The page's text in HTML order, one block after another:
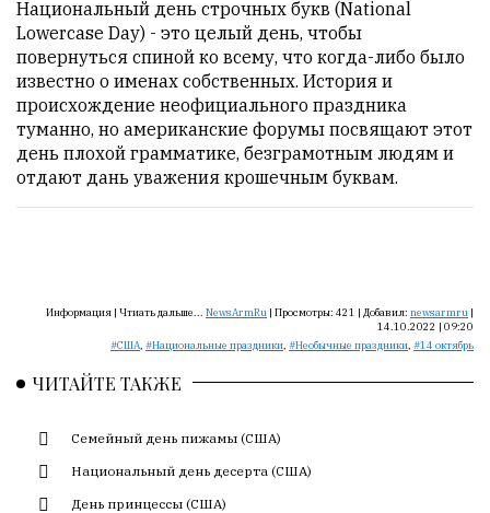
Пользователей:
0
НАШИ
ПРАВИЛА
Тонкие
обновляется
с
трудом,
но
душой.
Национальный день строчных букв (National
Lowercase Day) - это целый день, чтобы
повернуться спиной ко всему, что когда-либо было
известно о именах собственных. История и
происхождение неофициального праздника
туманно, но американские форумы посвящают этот
день плохой грамматике, безграмотным людям и
отдают дань уважения крошечным буквам.
Информация | Чтиать дальше... NewsArmRu | Просмотры: 421 | Добавил: newsarmru |
14.10.2022 | 09:20
США, Национальные праздники, Необычные праздники, 14 октябрь
ЧИТАЙТЕ ТАКЖЕ
Семейный день пижамы (США)
Национальный день десерта (США)
День принцессы (США)